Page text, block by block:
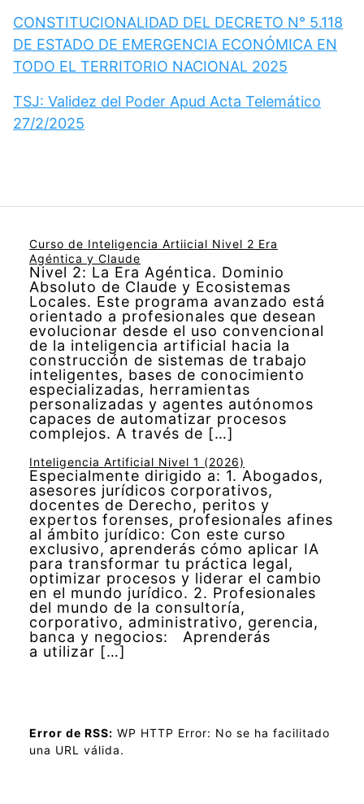
CONSTITUCIONALIDAD DEL DECRETO N° 5.118
DE ESTADO DE EMERGENCIA ECONÓMICA EN
TODO EL TERRITORIO NACIONAL 2025
TSJ: Validez del Poder Apud Acta Telemático
27/2/2025
Curso de Inteligencia Artiicial Nivel 2 Era
Agéntica y Claude
Nivel 2: La Era Agéntica. Dominio
Absoluto de Claude y Ecosistemas
Locales. Este programa avanzado está
orientado a profesionales que desean
evolucionar desde el uso convencional
de la inteligencia artificial hacia la
construcción de sistemas de trabajo
inteligentes, bases de conocimiento
especializadas, herramientas
personalizadas y agentes autónomos
capaces de automatizar procesos
complejos. A través de […]
Inteligencia Artificial Nivel 1 (2026)
Especialmente dirigido a: 1. Abogados,
asesores jurídicos corporativos,
docentes de Derecho, peritos y
expertos forenses, profesionales afines
al ámbito jurídico: Con este curso
exclusivo, aprenderás cómo aplicar IA
para transformar tu práctica legal,
optimizar procesos y liderar el cambio
en el mundo jurídico. 2. Profesionales
del mundo de la consultoría,
corporativo, administrativo, gerencia,
banca y negocios: Aprenderás
a utilizar […]
Error de RSS: WP HTTP Error: No se ha facilitado
una URL válida.